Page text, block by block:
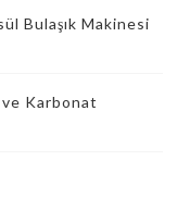
Bulaşık Makinesi
ve Karbonat